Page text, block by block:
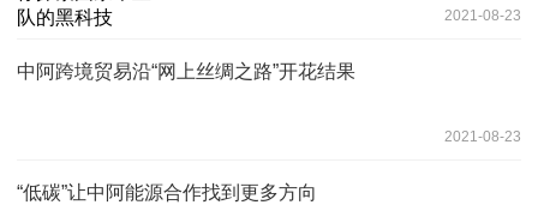
2021-08-23
中阿跨境贸易沿“网上丝绸之路”开花结果
2021-08-23
“低碳”让中阿能源合作找到更多方向